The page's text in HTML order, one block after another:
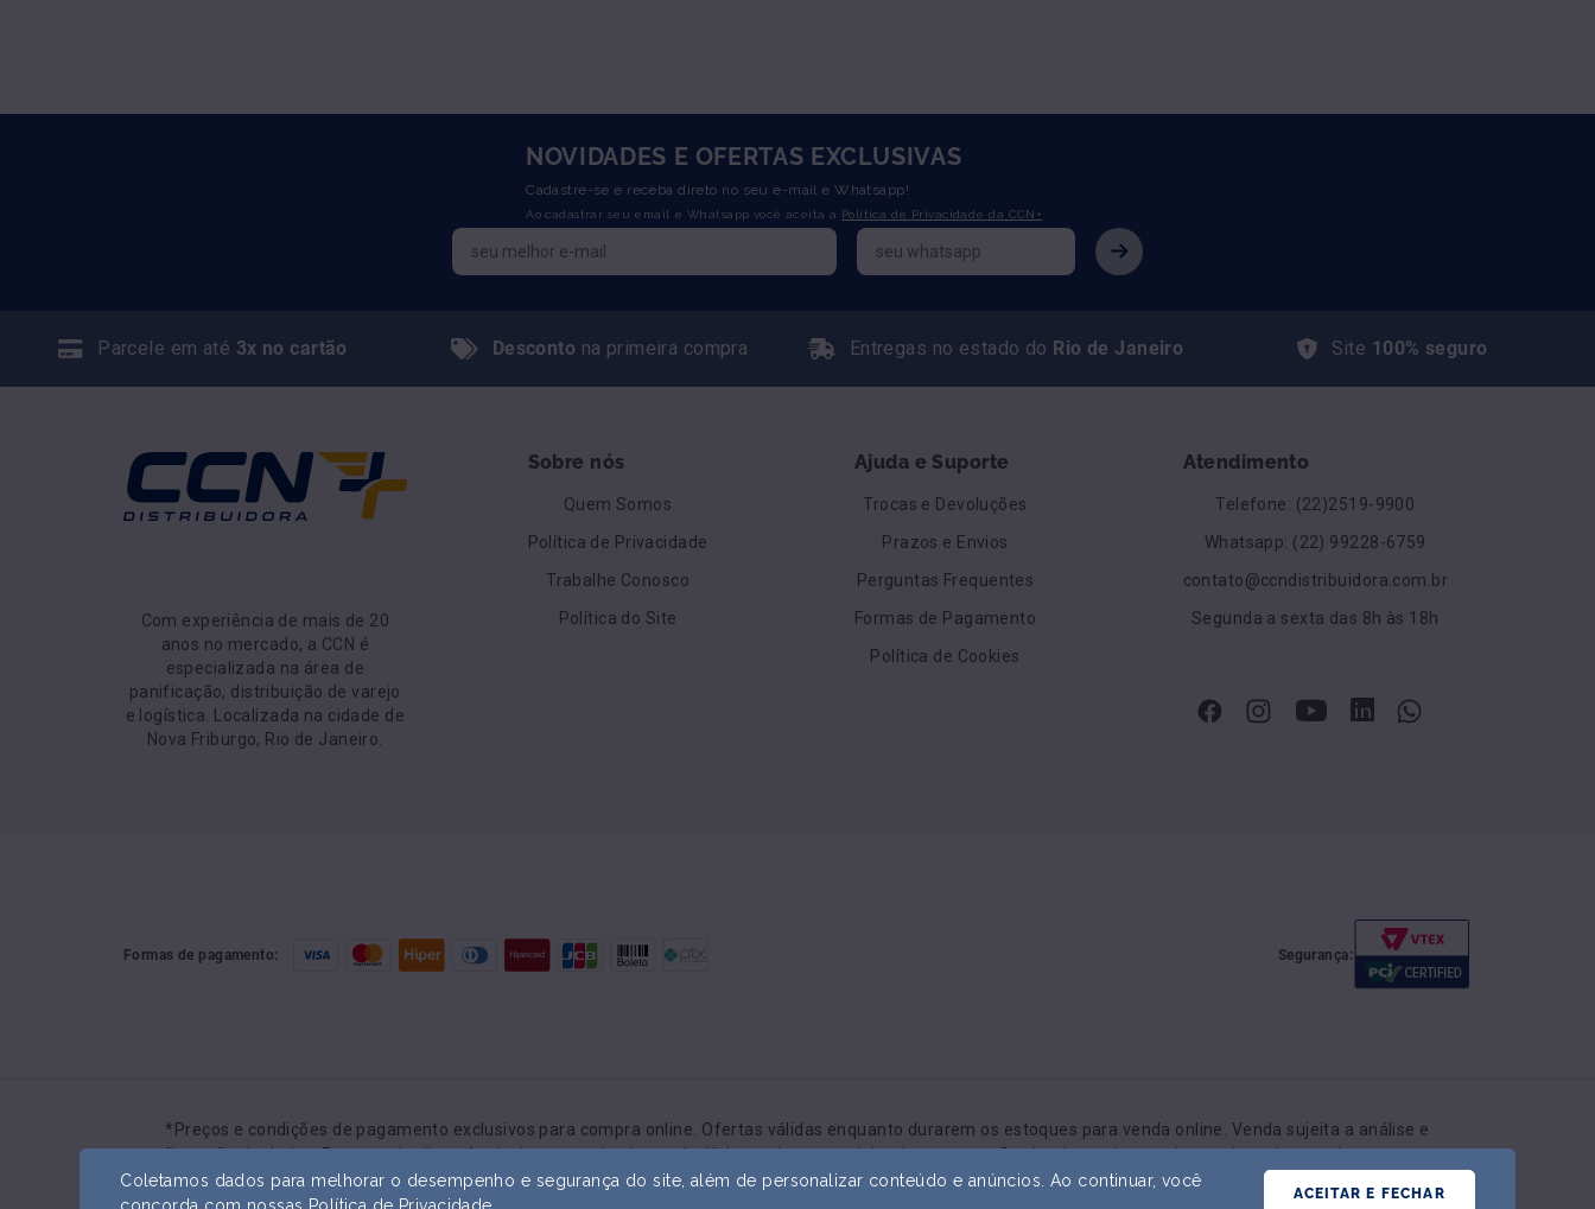
NOVIDADES E OFERTAS EXCLUSIVAS
Cadastre-se e receba direto no seu e-mail e Whatsapp!
Ao cadastrar seu email e Whatsapp você aceita a Política de Privacidade da CCN+
Parcele em até 3x no cartão Desconto na primeira compra Entregas no estado do Rio de Janeiro Site 100% seguro
Com experiência de mais de 20
anos no mercado, a CCN é
especializada na área de
panificação, distribuição de varejo
e logística. Localizada na cidade de
Nova Friburgo, Rio de Janeiro.
Sobre nós
Quem Somos
Política de Privacidade
Trabalhe Conosco
Política do Site
Ajuda e Suporte
Trocas e Devoluções
Prazos e Envios
Perguntas Frequentes
Formas de Pagamento
Política de Cookies
Atendimento
Telefone: (22)2519-9900
Whatsapp: (22) 99228-6759
contato@ccndistribuidora.com.br
Segunda a sexta das 8h às 18h
Formas de pagamento: Segurança:
Preços e condições de pagamento exclusivos para compra online. Ofertas válidas enquanto durarem os estoques para venda online. Venda sujeita a análise e
confirmação de dados. Em caso de divergência de preços do site será válido o valor no carrinho de compras. O valor do produto pode ser alterado a qualquer momento
sem aviso prévio.
Coletamos dados para melhorar o desempenho e segurança do site, além de personalizar conteúdo e anúncios. Ao continuar, você
ACEITAR E FECHAR